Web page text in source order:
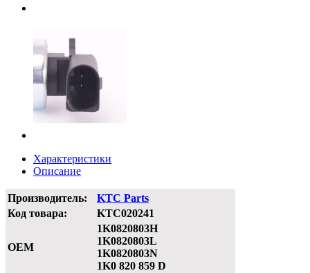
Характеристики
Описание
Производитель:
KTC Parts
Код товара:
KTC020241
OEM
1K0820803H
1K0820803L
1K0820803N
1K0 820 859 D